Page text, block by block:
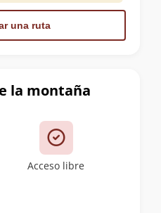
la montaña
Acceso libre
una ruta